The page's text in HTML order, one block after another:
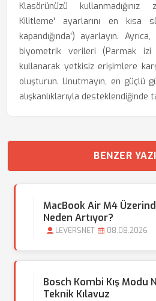
Klasörünüzü
Kilitleme' ayarlarını en kısa
kapandığında') ayarlayın.
biyometrik verileri (Parmak izi
kullanarak yetkisiz erişimlere
oluşturun. Unutmayın, en güçlü
alışkanlıklarıyla desteklendiğinde
BENZER
MacBook Air M4
Neden Artıyor?
LEVERSNET 08.08.2026
Bosch Kombi Kış Modu
Teknik Kılavuz